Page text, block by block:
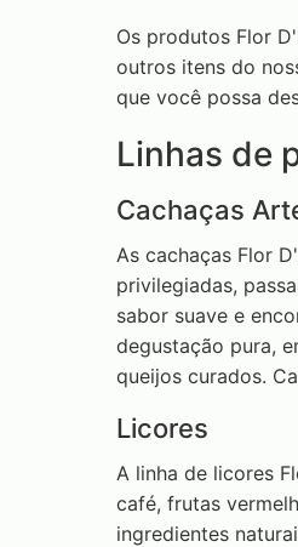
Os produtos Flor
outros itens do
que você possa
Linhas de
Cachaças
As cachaças Flor
privilegiadas,
sabor suave e
degustação pura,
queijos curados.
Licores
A linha de licores
café, frutas
ingredientes